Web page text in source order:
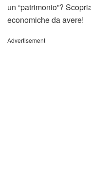
un “patrimonio”?
economiche da avere!
Advertisement